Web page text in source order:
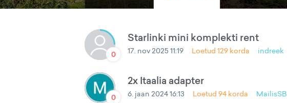
0
Starlinki mini komplekti rent
17. nov 2025 11:19 Loetud129 korda indreek
0
2x Itaalia adapter
6. jaan 2024 16:13 Loetud94 korda MailisSB